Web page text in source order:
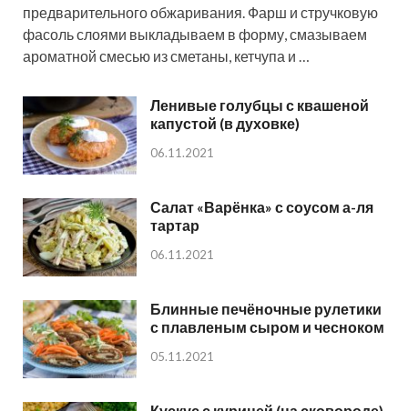
предварительного обжаривания. Фарш и стручковую
фасоль слоями выкладываем в форму, смазываем
ароматной смесью из сметаны, кетчупа и …
Ленивые голубцы с квашеной
капустой (в духовке)
06.11.2021
Салат «Варёнка» с соусом а-ля
тартар
06.11.2021
Блинные печёночные рулетики
с плавленым сыром и чесноком
05.11.2021